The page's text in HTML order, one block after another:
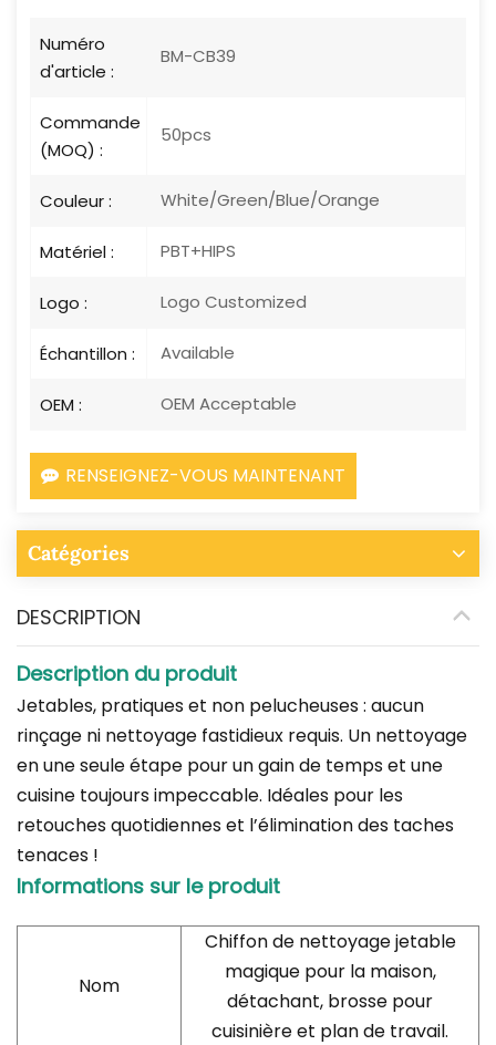
Numéro
d'article :
BM-CB39
Commande
(MOQ) :
50pcs
Couleur : White/Green/Blue/Orange
Matériel : PBT+HIPS
Logo : Logo Customized
Échantillon : Available
OEM : OEM Acceptable
RENSEIGNEZ-VOUS MAINTENANT
Catégories
DESCRIPTION
Description du produit
Jetables, pratiques et non pelucheuses : aucun
rinçage ni nettoyage fastidieux requis. Un nettoyage
en une seule étape pour un gain de temps et une
cuisine toujours impeccable. Idéales pour les
retouches quotidiennes et l’élimination des taches
tenaces !
Informations sur le produit
Nom
Chiffon de nettoyage jetable
magique pour la maison,
détachant, brosse pour
cuisinière et plan de travail.